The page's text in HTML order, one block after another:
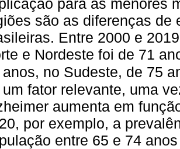
para as menores
são as diferenças de
Entre 2000 e
e Nordeste foi de 71
anos, no Sudeste, de 75
um fator relevante, uma
aumenta em
por exemplo, a
entre 65 e 74